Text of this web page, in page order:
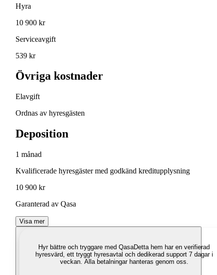
Hyra
10 900 kr
Serviceavgift
539 kr
Övriga kostnader
Elavgift
Ordnas av hyresgästen
Deposition
1 månad
Kvalificerade hyresgäster med godkänd kreditupplysning
10 900 kr
Garanterad av Qasa
Visa mer
Hyr bättre och tryggare med QasaDetta hem har en verifierad
hyresvärd, ett tryggt hyresavtal och dedikerad support 7 dagar i
veckan. Alla betalningar hanteras genom oss.